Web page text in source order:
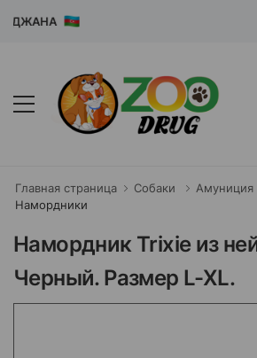
Главная страница Собаки
Амуниция
Намордники
Намордник Trixie из
Черный. Размер L-XL.